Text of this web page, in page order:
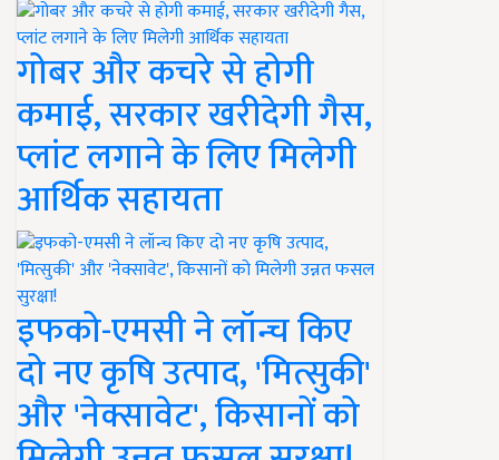
गोबर और कचरे से होगी
कमाई, सरकार खरीदेगी गैस,
प्लांट लगाने के लिए मिलेगी
आर्थिक सहायता
इफको-एमसी ने लॉन्च किए
दो नए कृषि उत्पाद, 'मित्सुकी'
और 'नेक्सावेट', किसानों को